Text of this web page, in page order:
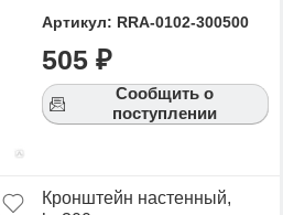
Артикул: RRA-0102-300500
505 ₽
Сообщить о
поступлении
Кронштейн настенный,